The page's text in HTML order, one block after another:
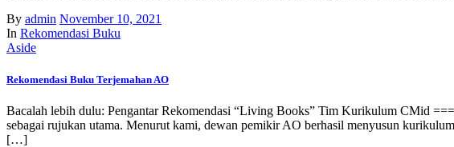
By admin November 10, 2021
In Rekomendasi Buku
Aside
Rekomendasi Buku Terjemahan AO
Bacalah lebih dulu: Pengantar Rekomendasi “Living Books” Tim Kurikulum CMid
sebagai rujukan utama. Menurut kami, dewan pemikir AO berhasil menyusun
[…]